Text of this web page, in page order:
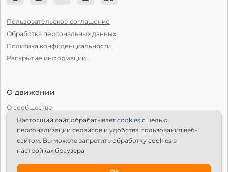
Пользовательское соглашение
Обработка персональных данных
Политика конфиденциальности
Раскрытие информации
О движении
О сообществе
С чего начать?
Структура Х10
Как стать региональным лидером?
Настоящий сайт обрабатывает сookies с целью
персонализации сервисов и удобства пользования веб-
сайтом. Вы можете запретить обработку сookies в
настройках браузера